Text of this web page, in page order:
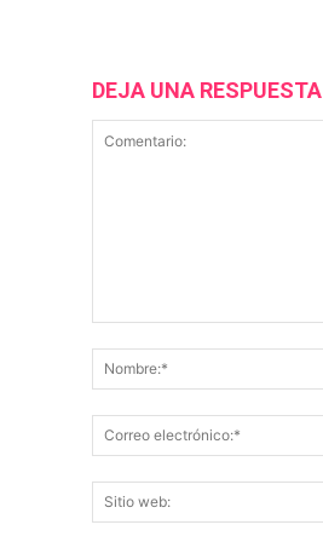
DEJA UNA RESPUESTA